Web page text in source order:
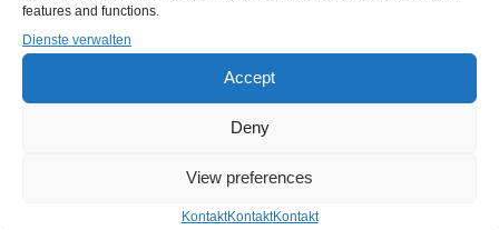
features and functions.
Dienste verwalten
Accept
Deny
View preferences
KontaktKontaktKontakt
Nach dem Mittagessen, Besichtigung
Übernachtung in Ouarzazate.